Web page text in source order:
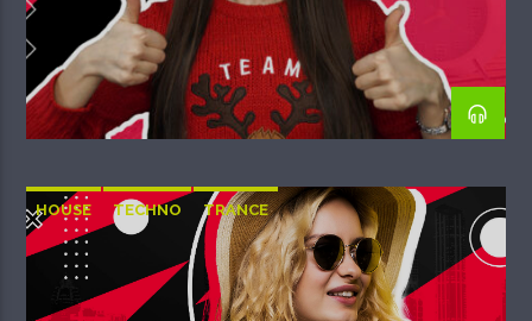
HOUSE TECHNO TRANCE